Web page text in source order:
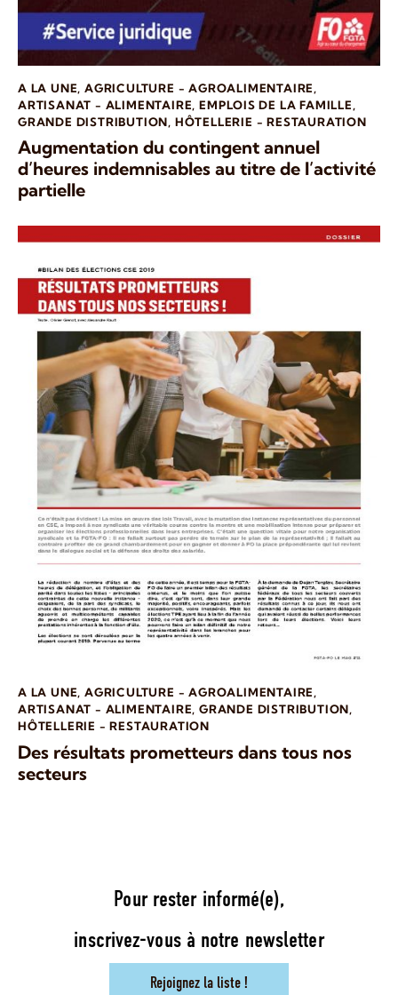
A LA UNE,AGRICULTURE - AGROALIMENTAIRE,
ARTISANAT - ALIMENTAIRE,EMPLOIS DE LA FAMILLE,
GRANDE DISTRIBUTION, HÔTELLERIE - RESTAURATION
Augmentation du contingent annuel
d’heures indemnisables au titre de l’activité
partielle
A LA UNE,AGRICULTURE - AGROALIMENTAIRE,
ARTISANAT - ALIMENTAIRE,GRANDE DISTRIBUTION,
HÔTELLERIE - RESTAURATION
Des résultats prometteurs dans tous nos
secteurs
Pour rester informé(e),
inscrivez-vous à notre newsletter
Rejoignez la liste !